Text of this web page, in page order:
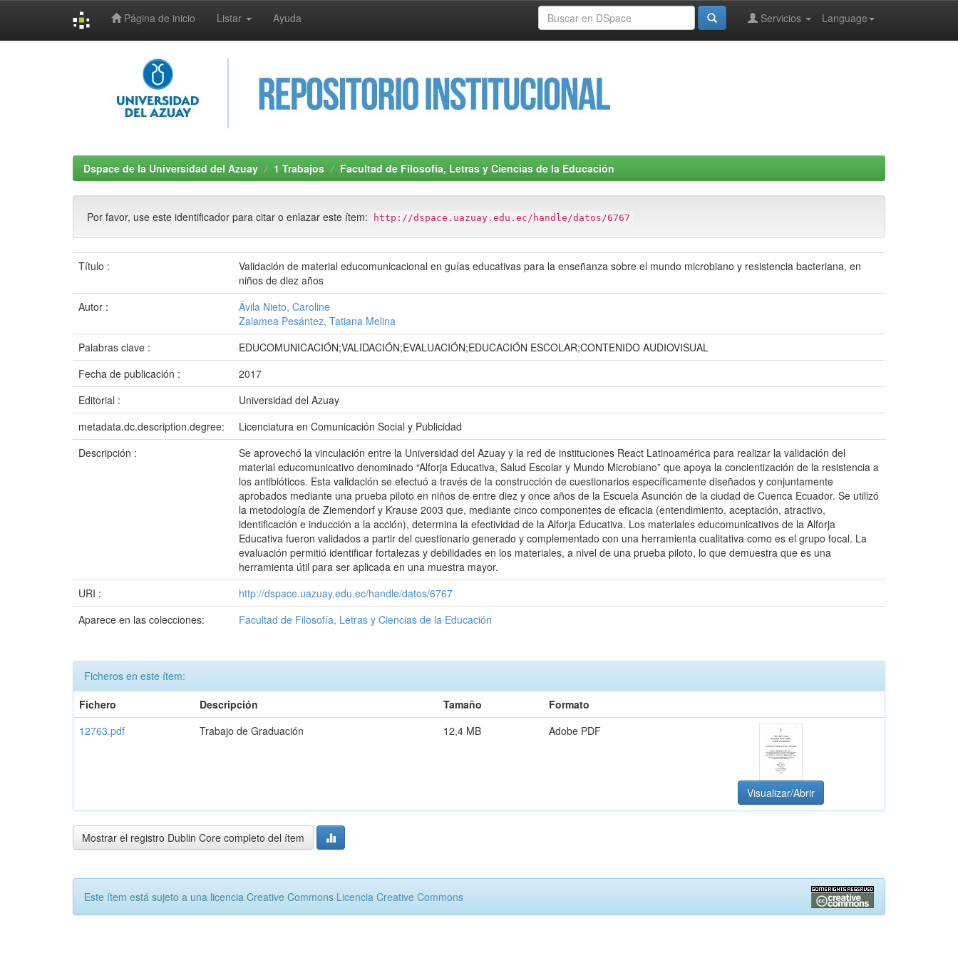
Página de inicio Listar Ayuda Language
Servicios
Dspace de la Universidad del Azuay 1 Trabajos Facultad de Filosofía, Letras y Ciencias de la Educación
Por favor, use este identificador para citar o enlazar este ítem: http://dspace.uazuay.edu.ec/handle/datos/6767
Título :
Validación de material educomunicacional en guías educativas para la enseñanza sobre el mundo microbiano y resistencia bacteriana, en
niños de diez años
Autor :
Ávila Nieto, Caroline
Zalamea Pesántez, Tatiana Melina
Palabras clave :
EDUCOMUNICACIÓN;VALIDACIÓN;EVALUACIÓN;EDUCACIÓN ESCOLAR;CONTENIDO AUDIOVISUAL
Fecha de publicación :
2017
Editorial :
Universidad del Azuay
metadata.dc.description.degree:
Licenciatura en Comunicación Social y Publicidad
Descripción :
Se aprovechó la vinculación entre la Universidad del Azuay y la red de instituciones React Latinoamérica para realizar la validación del
material educomunicativo denominado “Alforja Educativa, Salud Escolar y Mundo Microbiano” que apoya la concientización de la resistencia a
los antibióticos. Esta validación se efectuó a través de la construcción de cuestionarios específicamente diseñados y conjuntamente
aprobados mediante una prueba piloto en niños de entre diez y once años de la Escuela Asunción de la ciudad de Cuenca Ecuador. Se utilizó
la metodología de Ziemendorf y Krause 2003 que, mediante cinco componentes de eficacia (entendimiento, aceptación, atractivo,
identificación e inducción a la acción), determina la efectividad de la Alforja Educativa. Los materiales educomunicativos de la Alforja
Educativa fueron validados a partir del cuestionario generado y complementado con una herramienta cualitativa como es el grupo focal. La
evaluación permitió identificar fortalezas y debilidades en los materiales, a nivel de una prueba piloto, lo que demuestra que es una
herramienta útil para ser aplicada en una muestra mayor.
URI :
http://dspace.uazuay.edu.ec/handle/datos/6767
Aparece en las colecciones:
Facultad de Filosofía, Letras y Ciencias de la Educación
Ficheros en este ítem:
Fichero
Descripción Tamaño
Formato
12763.pdf
Trabajo de Graduación 12,4 MB Adobe PDF
Visualizar/Abrir
Mostrar el registro Dublin Core completo del ítem
Este ítem está sujeto a una licencia Creative Commons Licencia Creative Commons